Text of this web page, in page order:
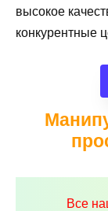
высокое
конкурентные
Все